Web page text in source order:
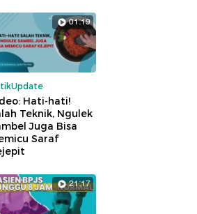
01:19
Hati-hati!
Teknik, Ngulek
Juga Bisa
Saraf
21:17